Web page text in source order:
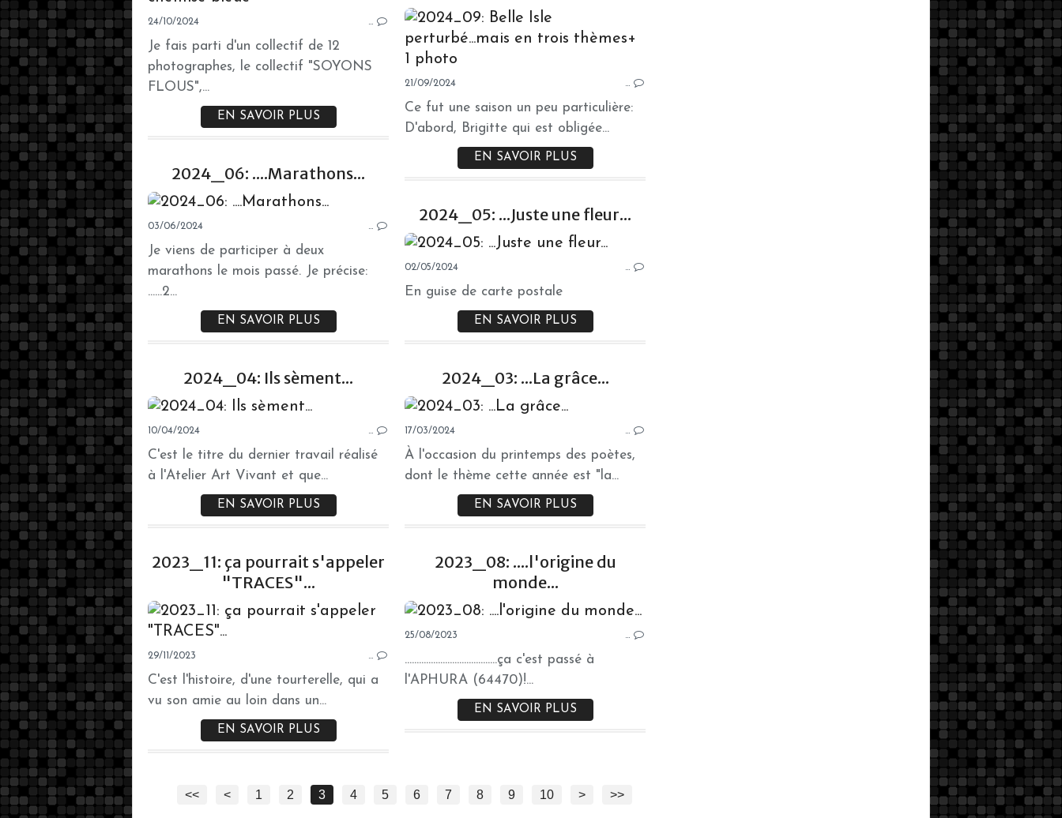
24/10/2024 …
Je fais parti d'un collectif de 12
photographes, le collectif "SOYONS
FLOUS",...
EN SAVOIR PLUS
21/09/2024 …
Ce fut une saison un peu particulière:
D'abord, Brigitte qui est obligée...
EN SAVOIR PLUS
2024_06: ....Marathons...
03/06/2024 …
Je viens de participer à deux
marathons le mois passé. Je précise:
......2...
EN SAVOIR PLUS
2024_05: ...Juste une fleur...
02/05/2024 …
En guise de carte postale
EN SAVOIR PLUS
2024_04: Ils sèment...
CRÉATION
10/04/2024 …
C'est le titre du dernier travail réalisé
à l'Atelier Art Vivant et que...
EN SAVOIR PLUS
2024_03: ...La grâce...
17/03/2024 …
À l'occasion du printemps des poètes,
dont le thème cette année est "la...
EN SAVOIR PLUS
2023_11: ça pourrait s'appeler
"TRACES"...
PHOTOS
29/11/2023 …
C'est l'histoire, d'une tourterelle, qui a
vu son amie au loin dans un...
EN SAVOIR PLUS
2023_08: ....l'origine du
monde...
25/08/2023 …
.......................................ça c'est passé à
l'APHURA (64470)!...
EN SAVOIR PLUS
<< < 1 2 3 4 5 6 7 8 9 10 > >>